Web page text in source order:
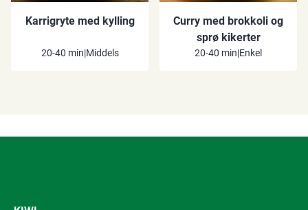
Karrigryte med kylling
20-40 min|Middels
Curry med brokkoli og
sprø kikerter
20-40 min|Enkel